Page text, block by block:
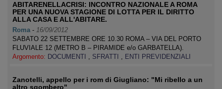
ABITARENELLACRISI: INCONTRO NAZIONALE A ROMA
PER UNA NUOVA STAGIONE DI LOTTA PER IL DIRITTO
ALLA CASA E ALL'ABITARE.
Roma - 16/09/2012
SABATO 22 SETTEMBRE ORE 10.30 ROMA – VIA DEL PORTO
FLUVIALE 12 (METRO B – PIRAMIDE e/o GARBATELLA).
Argomento: DOCUMENTI , SFRATTI , ENTI PREVIDENZIALI
Zanotelli, appello per i rom di Giugliano: "Mi ribello a un
altro sgombero"